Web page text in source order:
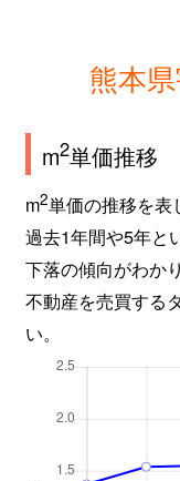
熊本
m2単価推移
m2単価の推移を表
過去1年間や5年と
下落の傾向がわか
不動産を売買する
い。